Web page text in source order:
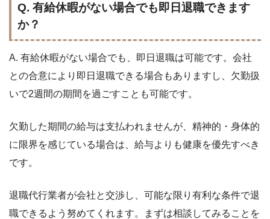
Q. 有給休暇がない場合でも即日退職できます
か？
A. 有給休暇がない場合でも、即日退職は可能です。会社
との合意により即日退職できる場合もありますし、欠勤扱
いで2週間の期間を過ごすことも可能です。
欠勤した期間の給与は支払われませんが、精神的・身体的
に限界を感じている場合は、給与よりも健康を優先すべき
です。
退職代行業者が会社と交渉し、可能な限り有利な条件で退
職できるよう努めてくれます。まずは相談してみることを